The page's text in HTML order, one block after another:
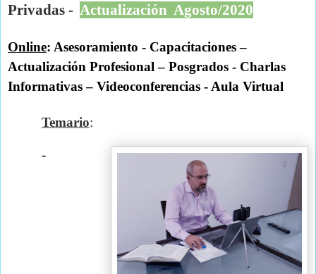
Privadas - Actualización Agosto/2020
Online: Asesoramiento - Capacitaciones –
Actualización Profesional – Posgrados - Charlas
Informativas – Videoconferencias - Aula Virtual
Temario:
-